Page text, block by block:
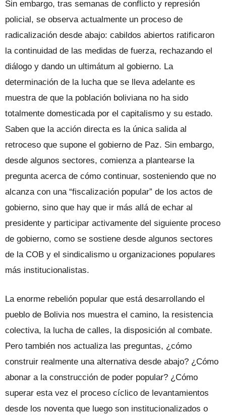
Sin embargo, tras semanas de conflicto y represión
policial, se observa actualmente un proceso de
radicalización desde abajo: cabildos abiertos ratificaron
la continuidad de las medidas de fuerza, rechazando el
diálogo y dando un ultimátum al gobierno. La
determinación de la lucha que se lleva adelante es
muestra de que la población boliviana no ha sido
totalmente domesticada por el capitalismo y su estado.
Saben que la acción directa es la única salida al
retroceso que supone el gobierno de Paz. Sin embargo,
desde algunos sectores, comienza a plantearse la
pregunta acerca de cómo continuar, sosteniendo que no
alcanza con una “fiscalización popular” de los actos de
gobierno, sino que hay que ir más allá de echar al
presidente y participar activamente del siguiente proceso
de gobierno, como se sostiene desde algunos sectores
de la COB y el sindicalismo u organizaciones populares
más institucionalistas.
La enorme rebelión popular que está desarrollando el
pueblo de Bolivia nos muestra el camino, la resistencia
colectiva, la lucha de calles, la disposición al combate.
Pero también nos actualiza las preguntas, ¿cómo
construir realmente una alternativa desde abajo? ¿Cómo
abonar a la construcción de poder popular? ¿Cómo
superar esta vez el proceso cíclico de levantamientos
desde los noventa que luego son institucionalizados o